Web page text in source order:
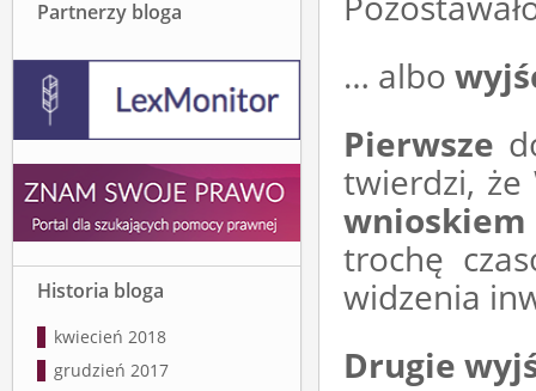
… albo
Pierwsze
twierdzi, że
trochę
widzenia
Drugie
Partnerzy bloga
Historia bloga
kwiecień 2018
grudzień 2017